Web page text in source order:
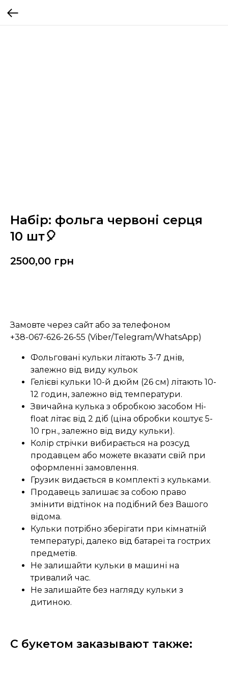
Набір: фольга червоні серця
10 шт🎈
2500,00 грн
Замовте через сайт або за телефоном
+38-067-626-26-55 (Viber/Telegram/WhatsApp)
Фольговані кульки літають 3-7 днів,
залежно від виду кульок
Гелієві кульки 10-й дюйм (26 см) літають 10-
12 годин, залежно від температури.
Звичайна кулька з обробкою засобом Hi-
float літає від 2 діб (ціна обробки коштує 5-
10 грн., залежно від виду кульки).
Колір стрічки вибирається на розсуд
продавцем або можете вказати свій при
оформленні замовлення.
Грузик видається в комплекті з кульками.
Продавець залишає за собою право
змінити відтінок на подібний без Вашого
відома.
Кульки потрібно зберігати при кімнатній
температурі, далеко від батареї та гострих
предметів.
Не залишайти кульки в машині на
тривалий час.
Не залишайте без нагляду кульки з
дитиною.
С букетом заказывают также: